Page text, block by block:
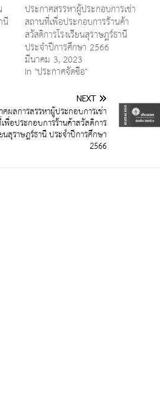
นี
ประกาศสรรหาผู้ประกอบการเช่า
สถานที่เพื่อประกอบการร้านค้า
สวัสดิการโรงเรียนสุราษฎร์ธานี
ประจำปีการศึกษา 2566
มีนาคม 3, 2023
In "ประกาศจัดซื้อ"
NEXT
ผลการสรรหาผู้ประกอบการเช่า
พื่อประกอบการร้านค้าสวัสดิการ
ยนสุราษฎร์ธานี ประจำปีการศึกษา
2566